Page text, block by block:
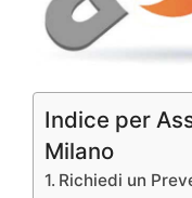
Indice per
Milano
Richiedi un